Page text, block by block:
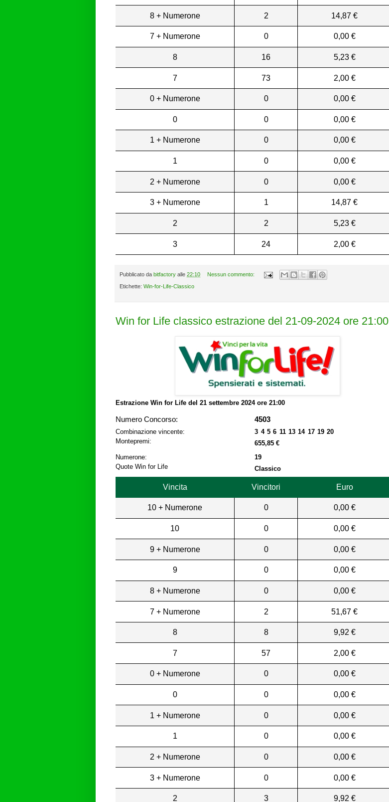
8 + Numerone 2 14,87 €
7 + Numerone 0 0,00 €
8 16 5,23 €
7 73 2,00 €
0 + Numerone 0 0,00 €
0 0 0,00 €
1 + Numerone 0 0,00 €
1 0 0,00 €
2 + Numerone 0 0,00 €
3 + Numerone 1 14,87 €
2 2 5,23 €
3 24 2,00 €
Pubblicato da bitfactory alle 22:10 Nessun commento:
Etichette: Win-for-Life-Classico
Win for Life classico estrazione del 21-09-2024 ore 21:00
Estrazione Win for Life del 21 settembre 2024 ore 21:00
Numero Concorso: 4503
Combinazione vincente:
3 4 5 6 11 13 14 17 19 20
Montepremi:
655,85 €
Numerone:
19
Quote Win for Life
Classico
Vincita Vincitori Euro
10 + Numerone 0 0,00 €
10 0 0,00 €
9 + Numerone 0 0,00 €
9 0 0,00 €
8 + Numerone 0 0,00 €
7 + Numerone 2 51,67 €
8 8 9,92 €
7 57 2,00 €
0 + Numerone 0 0,00 €
0 0 0,00 €
1 + Numerone 0 0,00 €
1 0 0,00 €
2 + Numerone 0 0,00 €
3 + Numerone 0 0,00 €
2 3 9,92 €